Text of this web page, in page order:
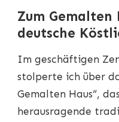
Zum
deutsche
Im geschäftigen
stolperte ich über
Gemalten Haus“,
herausragende